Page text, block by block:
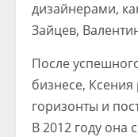
дизайнерами,
Зайцев,
После
бизнесе,
горизонты и
В 2012 году она